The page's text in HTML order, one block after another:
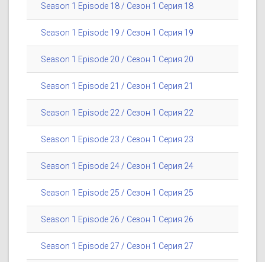
Season 1 Episode 18 / Сезон 1 Серия 18
Season 1 Episode 19 / Сезон 1 Серия 19
Season 1 Episode 20 / Сезон 1 Серия 20
Season 1 Episode 21 / Сезон 1 Серия 21
Season 1 Episode 22 / Сезон 1 Серия 22
Season 1 Episode 23 / Сезон 1 Серия 23
Season 1 Episode 24 / Сезон 1 Серия 24
Season 1 Episode 25 / Сезон 1 Серия 25
Season 1 Episode 26 / Сезон 1 Серия 26
Season 1 Episode 27 / Сезон 1 Серия 27